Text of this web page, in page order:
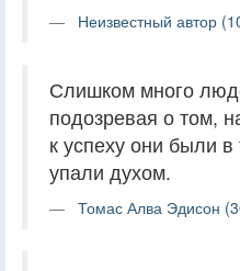
Неизвестный автор
Слишком много
подозревая о том,
к успеху они были в
упали духом.
Томас Алва Эдисон